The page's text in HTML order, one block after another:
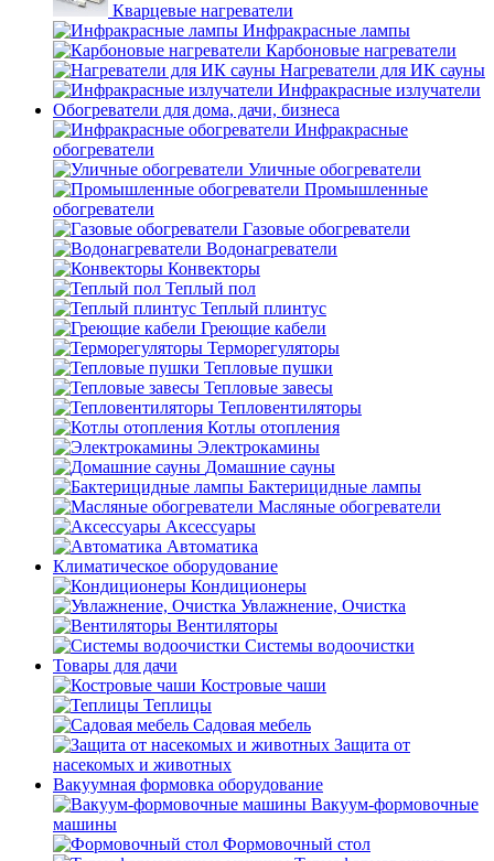
Кварцевые нагреватели
Инфракрасные лампы
Карбоновые нагреватели
Нагреватели для ИК сауны
Инфракрасные излучатели
Обогреватели для дома, дачи, бизнеса
Инфракрасные
обогреватели
Уличные обогреватели
Промышленные
обогреватели
Газовые обогреватели
Водонагреватели
Конвекторы
Теплый пол
Теплый плинтус
Греющие кабели
Терморегуляторы
Тепловые пушки
Тепловые завесы
Тепловентиляторы
Котлы отопления
Электрокамины
Домашние сауны
Бактерицидные лампы
Масляные обогреватели
Аксессуары
Автоматика
Климатическое оборудование
Кондиционеры
Увлажнение, Очистка
Вентиляторы
Системы водоочистки
Товары для дачи
Костровые чаши
Теплицы
Садовая мебель
Защита от
насекомых и животных
Вакуумная формовка оборудование
Вакуум-формовочные
машины
Формовочный стол